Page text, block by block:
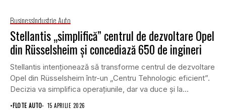
BusinessIndustrie Auto
Stellantis „simplifică” centrul de dezvoltare Opel
din Rüsselsheim și concediază 650 de ingineri
Stellantis intenționează să transforme centrul de dezvoltare
Opel din Rüsselsheim într-un „Centru Tehnologic eficient”.
Decizia va simplifica operațiunile, dar va duce și la...
•FLOTE AUTO 15 APRILIE 2026